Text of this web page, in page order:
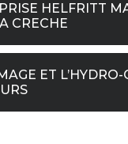
HELFRITT
CRECHE
ET